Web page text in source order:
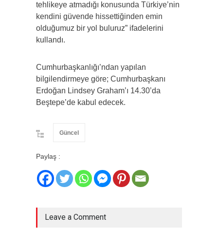
tehlikeye atmadığı konusunda Türkiye’nin
kendini güvende hissettiğinden emin
olduğumuz bir yol buluruz” ifadelerini
kullandı.
Cumhurbaşkanlığı’ndan yapılan
bilgilendirmeye göre; Cumhurbaşkanı
Erdoğan Lindsey Graham’ı 14.30’da
Beştepe’de kabul edecek.
Güncel
Paylaş :
Leave a Comment